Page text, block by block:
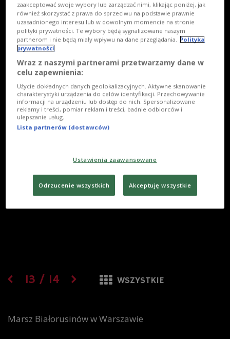
13 / 14 WSZYSTKIE
Marsz Białorusinów w Warszawie
zaakceptować swoje wybory lub zarządzać nimi, klikając poniżej, jak
również skorzystać z prawa do sprzeciwu na podstawie prawnie
uzasadnionego interesu lub w dowolnym momencie na stronie
polityki prywatności. Te wybory będą sygnalizowane naszym
partnerom i nie będą miały wpływu na dane przeglądania.
Polityka
prywatności
Wraz z naszymi partnerami przetwarzamy dane w
celu zapewnienia:
Użycie dokładnych danych geolokalizacyjnych. Aktywne skanowanie
charakterystyki urządzenia do celów identyfikacji. Przechowywanie
informacji na urządzeniu lub dostęp do nich. Spersonalizowane
reklamy i treści, pomiar reklam i treści, badnie odbiorców i
ulepszanie usług.
Lista partnerów (dostawców)
Ustawienia zaawansowane
Odrzucenie wszystkich Akceptuję wszystkie